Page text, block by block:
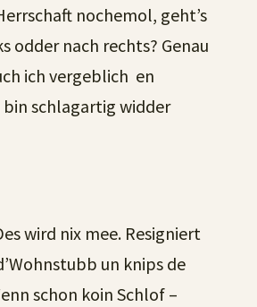
nochemol, geht’s
odder nach rechts? Genau
ich vergeblich en
bin schlagartig widder
wird nix mee. Resigniert
un knips de
schon koin Schlof –